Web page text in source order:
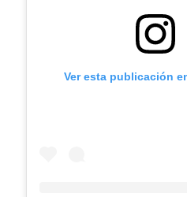
Ver esta publicación